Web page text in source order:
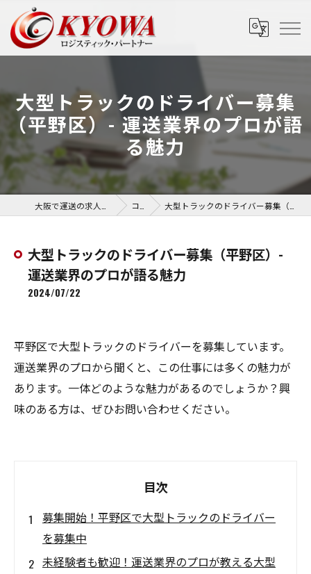
大型トラックのドライバー募集
（平野区）- 運送業界のプロが語
る魅力
コラム 大型トラックのドライバー募集（平野区）- 運送業界のプロが語る魅力
大型トラックのドライバー募集（平野区）-
運送業界のプロが語る魅力
2024/07/22
平野区で大型トラックのドライバーを募集しています。
運送業界のプロから聞くと、この仕事には多くの魅力が
あります。一体どのような魅力があるのでしょうか？興
味のある方は、ぜひお問い合わせください。
目次
募集開始！平野区で大型トラックのドライバー
を募集中
未経験者も歓迎！運送業界のプロが教える大型